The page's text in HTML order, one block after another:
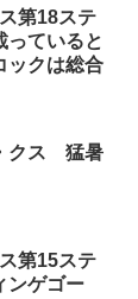
第18ステ
ていると
ックは総合
クス 猛暑
第15ステ
ンゲゴー